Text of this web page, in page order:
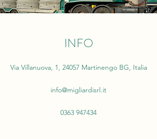
INFO
Via Villanuova, 1, 24057 Martinengo BG, Italia
info@migliardisrl.it
0363 947434